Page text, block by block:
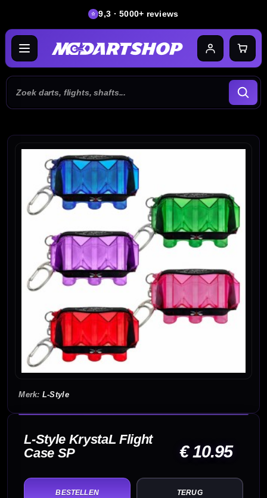
9,3 · 5000+ reviews
L-Style
L-Style KrystaL Flight
Case SP
€ 10.95
TERUG